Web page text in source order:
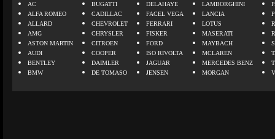
AC
ALFA ROMEO
ALLARD
AMG
ASTON MARTIN
AUDI
BENTLEY
BMW
BUGATTI
CADILLAC
CHEVROLET
CHRYSLER
CITROEN
COOPER
DAIMLER
DE TOMASO
DELAHAYE
FACEL VEGA
FERRARI
FISKER
FORD
ISO RIVOLTA
JAGUAR
JENSEN
LAMBORGHINI
LANCIA
LOTUS
MASERATI
MAYBACH
MCLAREN
MERCEDES BENZ
MORGAN